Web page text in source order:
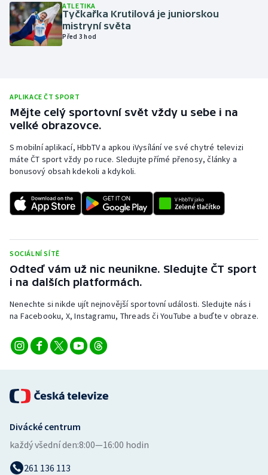
Plavání
Plážový volejbal
Rychlobruslení
Rychlostní kanoistika
Short track
Stolní tenis
Triatlon
Veslování
Vodní slalom
Ostatní
ATLETIKA
Tyčkařka Krutilová je juniorskou
mistryní světa
Před 3 hod
APLIKACE ČT SPORT
Mějte celý sportovní svět vždy u sebe i na
velké obrazovce.
S mobilní aplikací, HbbTV a apkou iVysílání ve své chytré televizi
máte ČT sport vždy po ruce. Sledujte přímé přenosy, články a
bonusový obsah kdekoli a kdykoli.
SOCIÁLNÍ SÍTĚ
Odteď vám už nic neunikne. Sledujte ČT sport
i na dalších platformách.
Nenechte si nikde ujít nejnovější sportovní události. Sledujte nás i
na Facebooku, X, Instagramu, Threads či YouTube a buďte v obraze.
Divácké centrum
každý všední den:8:00—16:00 hodin
261 136 113